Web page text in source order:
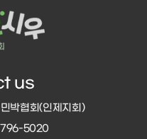
us
박협회(인제지회)
5020